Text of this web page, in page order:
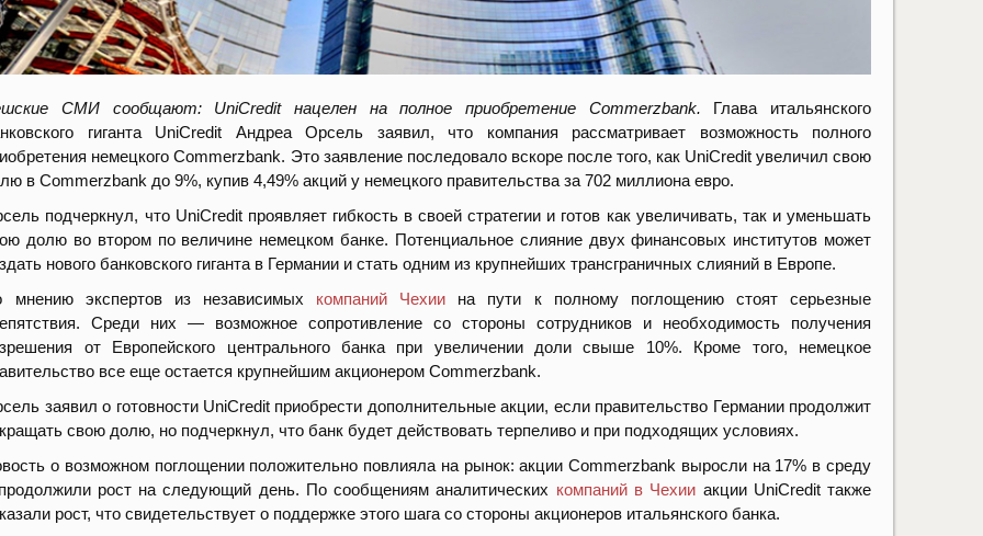
СМИ сообщают: UniCredit нацелен на полное приобретение Commerzbank.
Глава итальянского
гиганта UniCredit Андреа Орсель заявил, что компания рассматривает возможность полного
немецкого Commerzbank. Это заявление последовало вскоре после того, как UniCredit увеличил свою
в Commerzbank до 9%, купив 4,49% акций у немецкого правительства за 702 миллиона евро.
подчеркнул, что UniCredit проявляет гибкость в своей стратегии и готов как увеличивать, так и уменьшать
долю во втором по величине немецком банке. Потенциальное слияние двух финансовых институтов может
нового банковского гиганта в Германии и стать одним из крупнейших трансграничных слияний в Европе.
мнению экспертов из независимых компаний Чехии на пути к полному поглощению стоят серьезные
Среди них — возможное сопротивление со стороны сотрудников и необходимость получения
от Европейского центрального банка при увеличении доли свыше 10%. Кроме того, немецкое
все еще остается крупнейшим акционером Commerzbank.
заявил о готовности UniCredit приобрести дополнительные акции, если правительство Германии продолжит
свою долю, но подчеркнул, что банк будет действовать терпеливо и при подходящих условиях.
о возможном поглощении положительно повлияла на рынок: акции Commerzbank выросли на 17% в среду
рост на следующий день. По сообщениям аналитических компаний в Чехии акции UniCredit также
рост, что свидетельствует о поддержке этого шага со стороны акционеров итальянского банка.